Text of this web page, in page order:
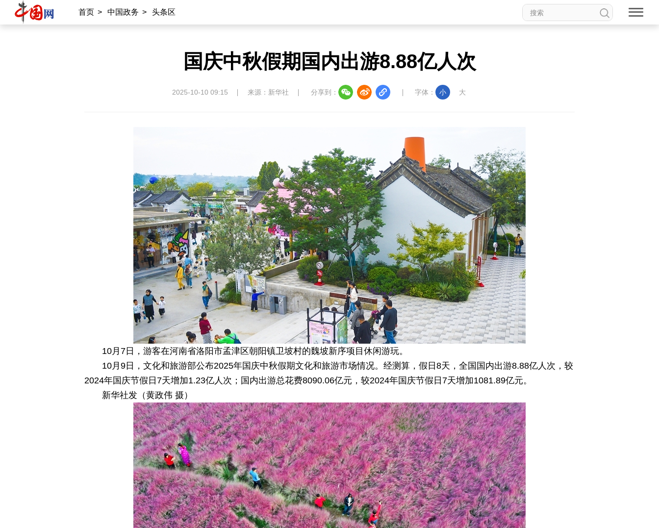
首页 > 中国政务 > 头条区
国庆中秋假期国内出游8.88亿人次
2025-10-10 09:15 来源：新华社 分享到： 字体： 小 大
10月7日，游客在河南省洛阳市孟津区朝阳镇卫坡村的魏坡新序项目休闲游玩。
10月9日，文化和旅游部公布2025年国庆中秋假期文化和旅游市场情况。经测算，假日8天，全国国内出游8.88亿人次，较
2024年国庆节假日7天增加1.23亿人次；国内出游总花费8090.06亿元，较2024年国庆节假日7天增加1081.89亿元。
新华社发（黄政伟 摄）